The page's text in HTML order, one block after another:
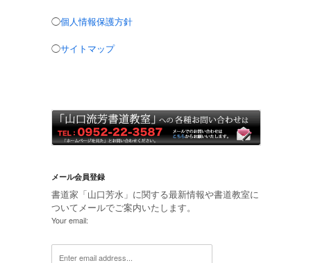
◯個人情報保護方針
◯サイトマップ
メール会員登録
書道家「山口芳水」に関する最新情報や書道教室に
ついてメールでご案内いたします。
Your email: